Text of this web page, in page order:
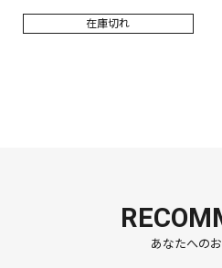
在庫切れ
あなたへの